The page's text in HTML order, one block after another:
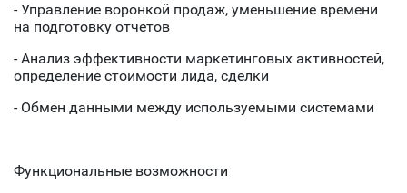
- Управление воронкой продаж, уменьшение времени
на подготовку отчетов
- Анализ эффективности маркетинговых активностей,
определение стоимости лида, сделки
- Обмен данными между используемыми системами
Функциональные возможности